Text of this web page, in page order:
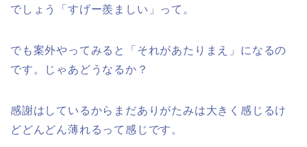
でしょう「すげー羨ましい」って。
でも案外やってみると「それがあたりまえ」になるの
です。じゃあどうなるか？
感謝はしているからまだありがたみは大きく感じるけ
どどんどん薄れるって感じです。